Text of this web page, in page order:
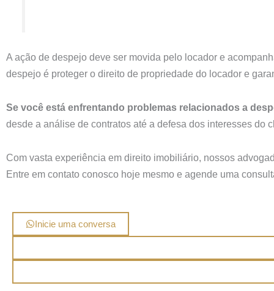
A ação de despejo deve ser movida pelo locador e
despejo é proteger o direito de propriedade do locador e
Se você está enfrentando problemas relacionados a
desde a análise de contratos até a defesa dos interesses do
Com vasta experiência em direito imobiliário, nossos
Entre em contato conosco hoje mesmo e agende uma
Inicie uma conversa